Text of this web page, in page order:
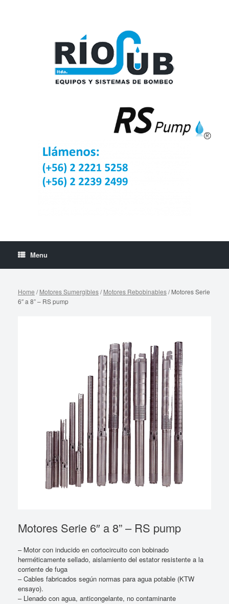
Menu
Home /Motores Sumergibles/Motores Rebobinables/ Motores Serie
6″ a 8” – RS pump
Motores Serie 6″ a 8” – RS pump
– Motor con inducido en cortocircuito con bobinado
herméticamente sellado, aislamiento del estator resistente a la
corriente de fuga
– Cables fabricados según normas para agua potable (KTW
ensayo).
– Llenado con agua, anticongelante, no contaminante